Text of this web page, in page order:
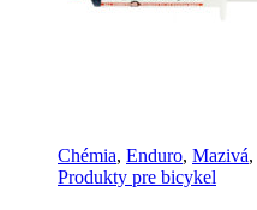
Chémia, Enduro, Mazivá,
Produkty pre bicykel